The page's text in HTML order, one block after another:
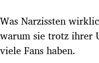
Untermenü
Was Narzissten
warum sie trotz ihrer
viele Fans haben.